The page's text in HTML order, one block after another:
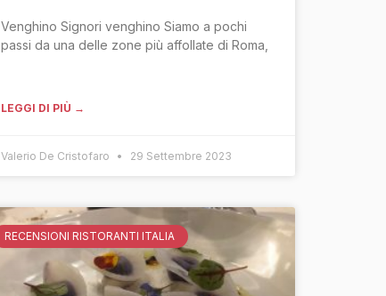
Venghino Signori venghino Siamo a pochi
passi da una delle zone più affollate di Roma,
LEGGI DI PIÙ →
Valerio De Cristofaro 29 Settembre 2023
RECENSIONI RISTORANTI ITALIA